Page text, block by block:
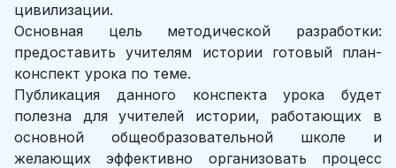
цивилизации.
Основная цель методической разработки:
предоставить учителям истории готовый план-
конспект урока по теме.
Публикация данного конспекта урока будет
полезна для учителей истории, работающих в
основной общеобразовательной школе и
желающих эффективно организовать процесс